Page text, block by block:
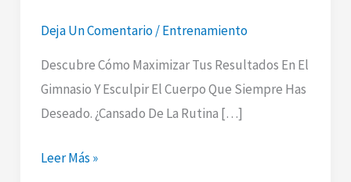
Deja Un Comentario/Entrenamiento
Descubre Cómo Maximizar Tus Resultados En El
Gimnasio Y Esculpir El Cuerpo Que Siempre Has
Deseado. ¿Cansado De La Rutina […]
¡Potencia
Leer Más »